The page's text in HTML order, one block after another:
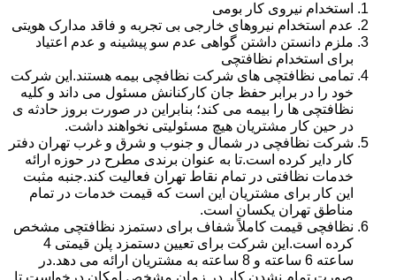
استخدام نیروی کار بومی
عدم استخدام نیروهای خارجی بی تجربه و فاقد مدارک هویتی
ملزم دانستن داشتن گواهی عدم سو پیشینه و عدم اعتیاد
برای استخدام نظافتچی
تمامی نظافتچی های شرکت نظافچی بیمه هستند.این شرکت
خود را در برابر حفظ جان کارکنانش مسئول می داند و کلیه
نظافتچی ها را بیمه می کند؛ بنابراین در صورت بروز حادثه ی
در حین کار مشتریان هیچ مسئولیتی نخواهند داشت.
شرکت نظافچی در شمال و جنوب و شرق و غرب تهران دفتر
کار دایر کرده است.تا به عنوان برندی مطرح در حوزه ارائه
خدمات نظافتی در تمام نقاط تهران فعالیت کند.جنبه مثبت
این کار برای مشتریان این است که قیمت خدمات در تمام
مناطق تهران یکسان است.
نظافچی قیمت کاملاً شفاف برای دستمزد نظافتچی مشخص
کرده است.این شرکت برای تعیین دستمزد پلن قیمتی 4
ساعته 6 ساعته و 8 ساعته به مشتریان ارائه می دهد.در
صورت تمام نشدن کار در زمان مشخص امکان درخواست تا